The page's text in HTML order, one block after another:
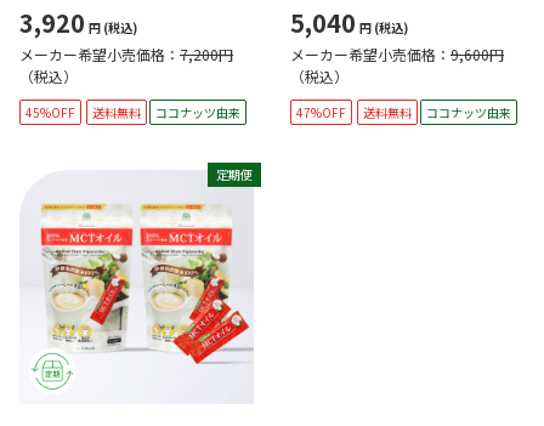
3,920 円 (税込)
メーカー希望小売価格： 7,200円
（税込）
45%OFF 送料無料 ココナッツ由来
5,040 円 (税込)
メーカー希望小売価格： 9,600円
（税込）
47%OFF 送料無料 ココナッツ由来
定期便